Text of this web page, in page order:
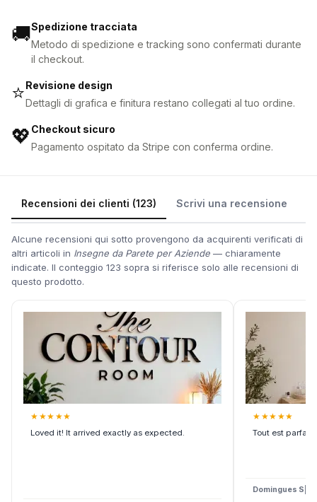
🚚Spedizione tracciata
Metodo di spedizione e tracking sono confermati durante
il checkout.
⭐Revisione design
Dettagli di grafica e finitura restano collegati al tuo ordine.
💖 Checkout sicuro
Pagamento ospitato da Stripe con conferma ordine.
Recensioni dei clienti (123) Scrivi una recensione
Alcune recensioni qui sotto provengono da acquirenti verificati di
altri articoli in Insegne da Parete per Aziende — chiaramente
indicate. Il conteggio 123 sopra si riferisce solo alle recensioni di
questo prodotto.
★ ★★ ★★
Loved it! It arrived exactly as expected.
★ ★★ ★★
Tout est parfait
Domingues S